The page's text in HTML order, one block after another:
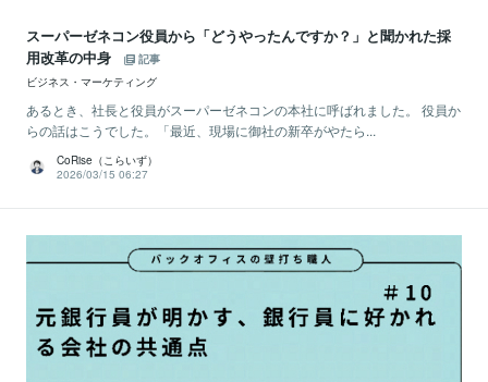
スーパーゼネコン役員から「どうやったんですか？」と聞かれた採
用改革の中身
記事
ビジネス・マーケティング
あるとき、社長と役員がスーパーゼネコンの本社に呼ばれました。 役員か
らの話はこうでした。「最近、現場に御社の新卒がやたら...
CoRise（こらいず）
2026/03/15 06:27